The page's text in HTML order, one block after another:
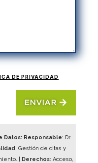
DE PRIVACIDAD
ENVIAR
Datos: Responsable: Dr.
: Gestión de citas y
| Derechos: Acceso,